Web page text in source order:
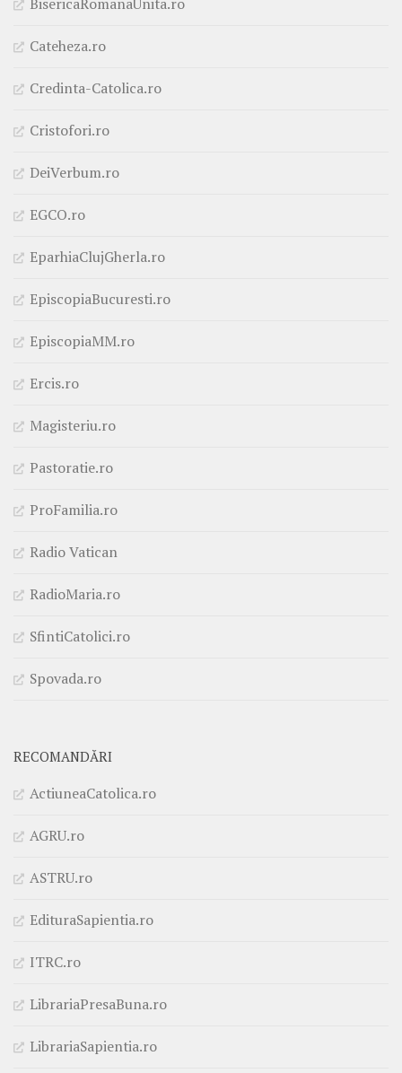
Cateheza.ro
Credinta-Catolica.ro
Cristofori.ro
DeiVerbum.ro
EGCO.ro
EparhiaClujGherla.ro
EpiscopiaBucuresti.ro
EpiscopiaMM.ro
Ercis.ro
Magisteriu.ro
Pastoratie.ro
ProFamilia.ro
Radio Vatican
RadioMaria.ro
SfintiCatolici.ro
Spovada.ro
RECOMANDĂRI
ActiuneaCatolica.ro
AGRU.ro
ASTRU.ro
EdituraSapientia.ro
ITRC.ro
LibrariaPresaBuna.ro
LibrariaSapientia.ro